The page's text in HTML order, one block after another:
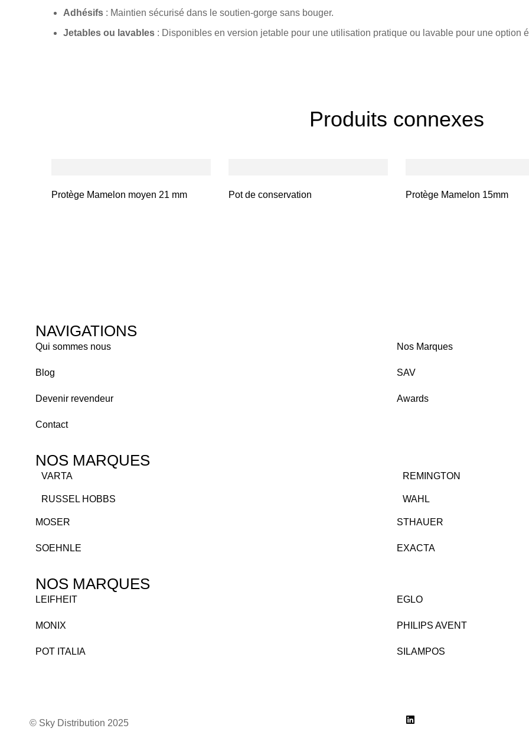
Adhésifs : Maintien sécurisé dans le soutien-gorge sans bouger.
Jetables ou lavables : Disponibles en version jetable pour une utilisation pratique ou lavable pour une option
Produits connexes
Protège Mamelon moyen 21 mm Pot de conservation Protège Mamelon 15mm
NAVIGATIONS
Qui sommes nous Nos Marques
Blog SAV
Devenir revendeur Awards
Contact
NOS MARQUES
VARTA REMINGTON
RUSSEL HOBBS WAHL
MOSER STHAUER
SOEHNLE EXACTA
NOS MARQUES
LEIFHEIT EGLO
MONIX PHILIPS AVENT
POT ITALIA SILAMPOS
© Sky Distribution 2025